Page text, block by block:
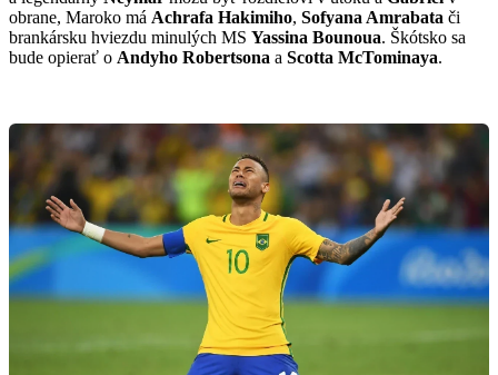
obrane, Maroko má Achrafa Hakimiho, Sofyana Amrabata či
brankársku hviezdu minulých MS Yassina Bounoua. Škótsko sa
bude opierať o Andyho Robertsona a Scotta McTominaya.